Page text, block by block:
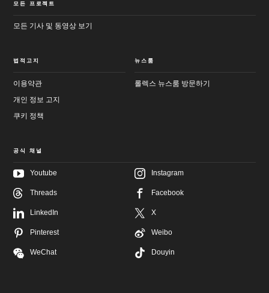
인
텐
츠
로
이
동
바
글
이
모든 프로젝트
모든 기사 및 동영상 보기
법적고지
이용약관
개인 정보 고지
쿠키 정책
뉴스룸
롤렉스 뉴스룸 방문하기
공식 채널
Youtube Instagram
Threads Facebook
LinkedIn X
Pinterest Weibo
WeChat Douyin